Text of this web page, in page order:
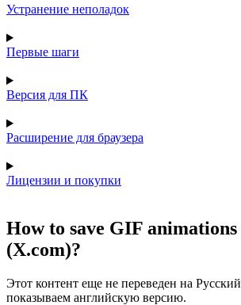
Устранение неполадок
Первые шаги
Версия для ПК
Расширение для браузера
Лицензии и покупки
How to save GIF
(X.com)?
Этот контент еще не переведен на
показываем английскую версию.